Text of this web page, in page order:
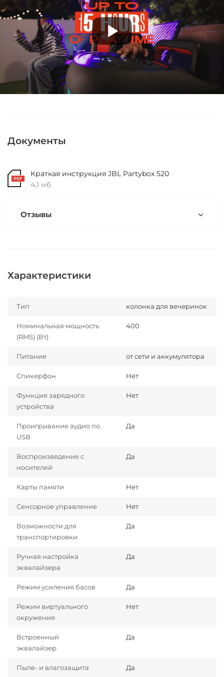
Документы
Краткая инструкция JBL Partybox 520
4,1 мб
Отзывы
Характеристики
Тип колонка для вечеринок
Номинальная мощность
(RMS) (Вт)
400
Питание от сети и аккумулятора
Спикерфон Нет
Функция зарядного
устройства
Нет
Проигрывание аудио по
USB
Да
Воспроизведение с
носителей
Да
Карты памяти Нет
Сенсорное управление Нет
Возможности для
транспортировки
Да
Ручная настройка
эквалайзера
Да
Режим усиления басов Да
Режим виртуального
окружения
Нет
Встроенный
эквалайзер
Да
Пыле- и влагозащита Да